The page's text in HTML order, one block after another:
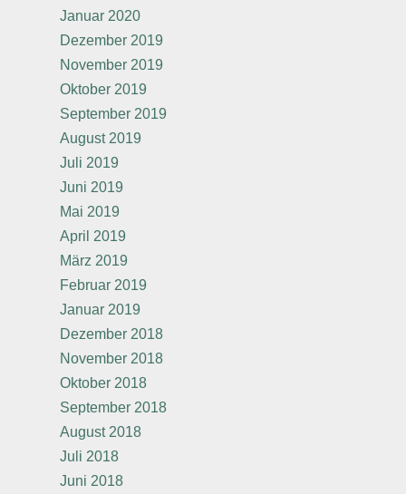
Januar 2020
Dezember 2019
November 2019
Oktober 2019
September 2019
August 2019
Juli 2019
Juni 2019
Mai 2019
April 2019
März 2019
Februar 2019
Januar 2019
Dezember 2018
November 2018
Oktober 2018
September 2018
August 2018
Juli 2018
Juni 2018